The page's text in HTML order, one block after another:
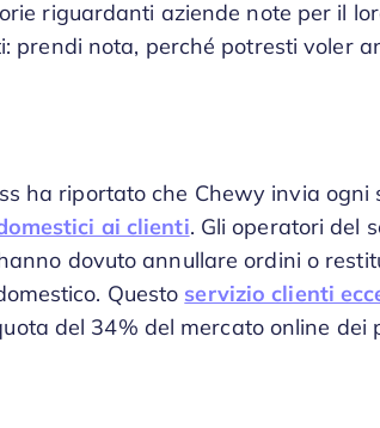
riguardanti aziende note per il
prendi nota, perché potresti voler
ha riportato che Chewy invia ogni
ai clienti. Gli operatori del
dovuto annullare ordini o
Questo servizio clienti
del 34% del mercato online dei